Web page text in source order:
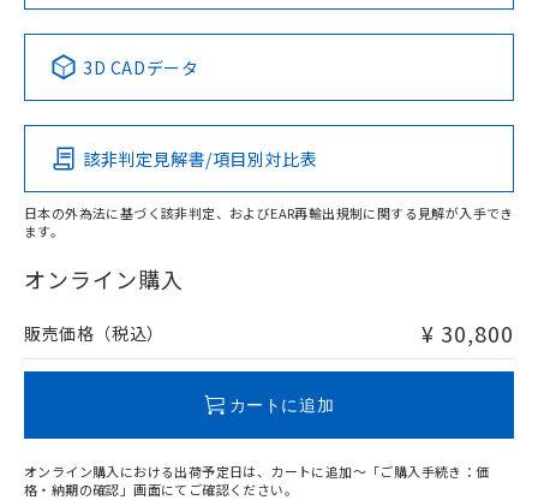
Pb Hg Cd Cr(VI)
O
在庫等で未対応品が混在する可能性があります。
問い合わせください。
No No No No
この製品の規格認証/適合状況ページへ
その他の認証はこちらのページからご検索ください
3D CADデータ
該非判定見解書/項目別対比表
日本の外為法に基づく該非判定、およびEAR再輸出規制に関する見解が入手でき
ます。
オンライン購入
販売価格（税込） ¥ 30,800
カートに追加
オンライン購入における出荷予定日は、カートに追加～「ご購入手続き：価
格・納期の確認」画面にてご確認ください。